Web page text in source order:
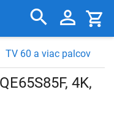
TV 60 a viac palcov
4K,